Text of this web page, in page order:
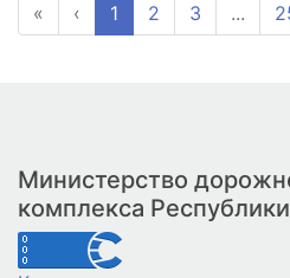
« ‹ 1 2 3 ...
Министерство
комплекса